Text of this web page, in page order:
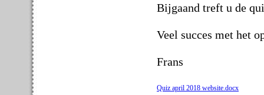
Bijgaand treft u de
Veel succes met het
Frans
Quiz april 2018 website.docx